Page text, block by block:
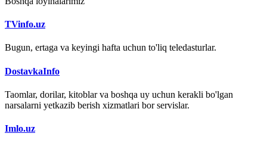
TVinfo.uz
Bugun, ertaga va keyingi hafta uchun to'liq teledasturlar.
DostavkaInfo
Taomlar, dorilar, kitoblar va boshqa uy uchun kerakli bo'lgan
narsalarni yetkazib berish xizmatlari bor servislar.
Imlo.uz